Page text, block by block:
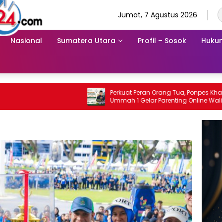
Jumat, 7 Agustus 2026
Nasional Sumatera Utara Profil – Sosok
Perkuat Peran Orang Tua, Ponpes Khairul
Ummah 1 Gelar Parenting Online Wali
Santri